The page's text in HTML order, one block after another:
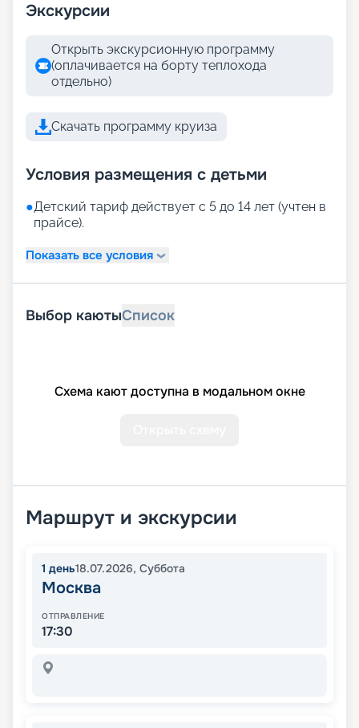
Экскурсии
Открыть экскурсионную программу
(оплачивается на борту теплохода
отдельно)
Скачать программу круиза
Условия размещения с детьми
●Детский тариф действует с 5 до 14 лет (учтен в
прайсе).
Показать все условия
Выбор каютыСписок
Схема кают доступна в модальном окне
Маршрут и экскурсии
1 день18.07.2026, Суббота
Москва
ОТПРАВЛЕНИЕ
17:30